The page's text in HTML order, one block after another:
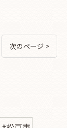
次のページ >